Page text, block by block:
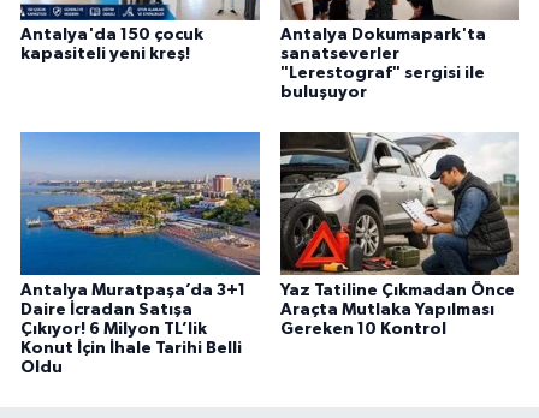
Antalya'da 150 çocuk
kapasiteli yeni kreş!
Antalya Dokumapark'ta
sanatseverler
"Lerestograf" sergisi ile
buluşuyor
Antalya Muratpaşa’da 3+1
Daire İcradan Satışa
Çıkıyor! 6 Milyon TL’lik
Konut İçin İhale Tarihi Belli
Oldu
Yaz Tatiline Çıkmadan Önce
Araçta Mutlaka Yapılması
Gereken 10 Kontrol